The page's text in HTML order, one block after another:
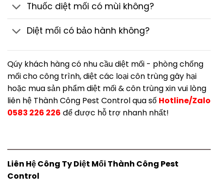
Thuốc diệt mối có mùi không?
Diệt mối có bảo hành không?
Qúy khách hàng có nhu cầu diệt mối - phòng chống
mối cho công trình, diệt các loại côn trùng gây hại
hoặc mua sản phẩm diệt mối & côn trùng xin vui lòng
liên hệ Thành Công Pest Control qua số Hotline/Zalo
0583 226 226 để được hỗ trợ nhanh nhất!
Liên Hệ Công Ty Diệt Mối Thành Công Pest
Control